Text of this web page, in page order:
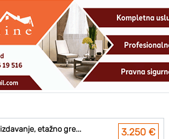
etažno gre... 3.250 €